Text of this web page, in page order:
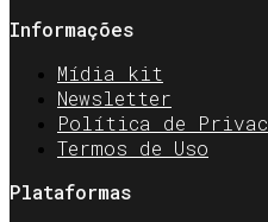
Informações
Mídia kit
Newsletter
Política de
Termos de Uso
Plataformas